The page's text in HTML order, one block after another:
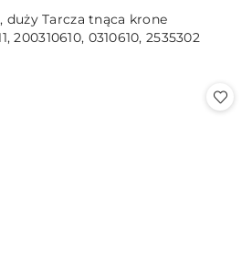
duży Tarcza tnąca krone
200310610, 0310610, 2535302